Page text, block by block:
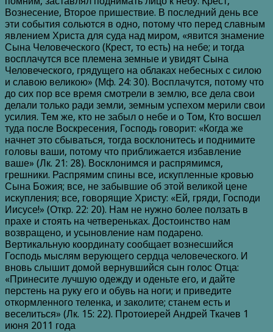
Вознесение, Второе пришествие. В последний день все
эти события сольются в одно, потому что перед славным
явлением Христа для суда над миром, «явится знамение
Сына Человеческого (Крест, то есть) на небе; и тогда
восплачутся все племена земные и увидят Сына
Человеческого, грядущего на облаках небесных с силою
и славою великою» (Мф. 24: 30). Восплачутся, потому что
до сих пор все время смотрели в землю, все дела свои
делали только ради земли, земным успехом мерили свои
усилия. Тем же, кто не забыл о небе и о Том, Кто восшел
туда после Воскресения, Господь говорит: «Когда же
начнет это сбываться, тогда восклонитесь и поднимите
головы ваши, потому что приближается избавление
ваше» (Лк. 21: 28). Восклонимся и распрямимся,
грешники. Распрямим спины все, искупленные кровью
Сына Божия; все, не забывшие об этой великой цене
искупления; все, говорящие Христу: «Ей, гряди, Господи
Иисусе!» (Откр. 22: 20). Нам не нужно более ползать в
прахе и стоять на четвереньках. Достоинство нам
возвращено, и усыновление нам подарено.
Вертикальную координату сообщает вознесшийся
Господь мыслям верующего сердца человеческого. И
вновь слышит домой вернувшийся сын голос Отца:
«Принесите лучшую одежду и оденьте его, и дайте
перстень на руку его и обувь на ноги; и приведите
откормленного теленка, и заколите; станем есть и
веселиться» (Лк. 15: 22). Протоиерей Андрей Ткачев 1
июня 2011 года